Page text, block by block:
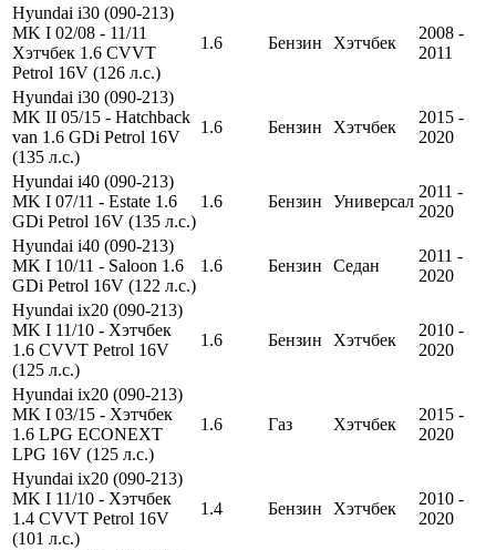
Hyundai i30 (090-213)
MK I 02/08 - 11/11
Хэтчбек 1.6 CVVT
Petrol 16V (126 л.с.)
1.6 Бензин Хэтчбек
2008 -
2011
Hyundai i30 (090-213)
MK II 05/15 - Hatchback
van 1.6 GDi Petrol 16V
(135 л.с.)
1.6 Бензин Хэтчбек
2015 -
2020
Hyundai i40 (090-213)
MK I 07/11 - Estate 1.6
GDi Petrol 16V (135 л.с.)
1.6 Бензин Универсал
2011 -
2020
Hyundai i40 (090-213)
MK I 10/11 - Saloon 1.6
GDi Petrol 16V (122 л.с.)
1.6 Бензин Седан
2011 -
2020
Hyundai ix20 (090-213)
MK I 11/10 - Хэтчбек
1.6 CVVT Petrol 16V
(125 л.с.)
1.6 Бензин Хэтчбек
2010 -
2020
Hyundai ix20 (090-213)
MK I 03/15 - Хэтчбек
1.6 LPG ECONEXT
LPG 16V (125 л.с.)
1.6 Газ Хэтчбек
2015 -
2020
Hyundai ix20 (090-213)
MK I 11/10 - Хэтчбек
1.4 CVVT Petrol 16V
(101 л.с.)
1.4 Бензин Хэтчбек
2010 -
2020